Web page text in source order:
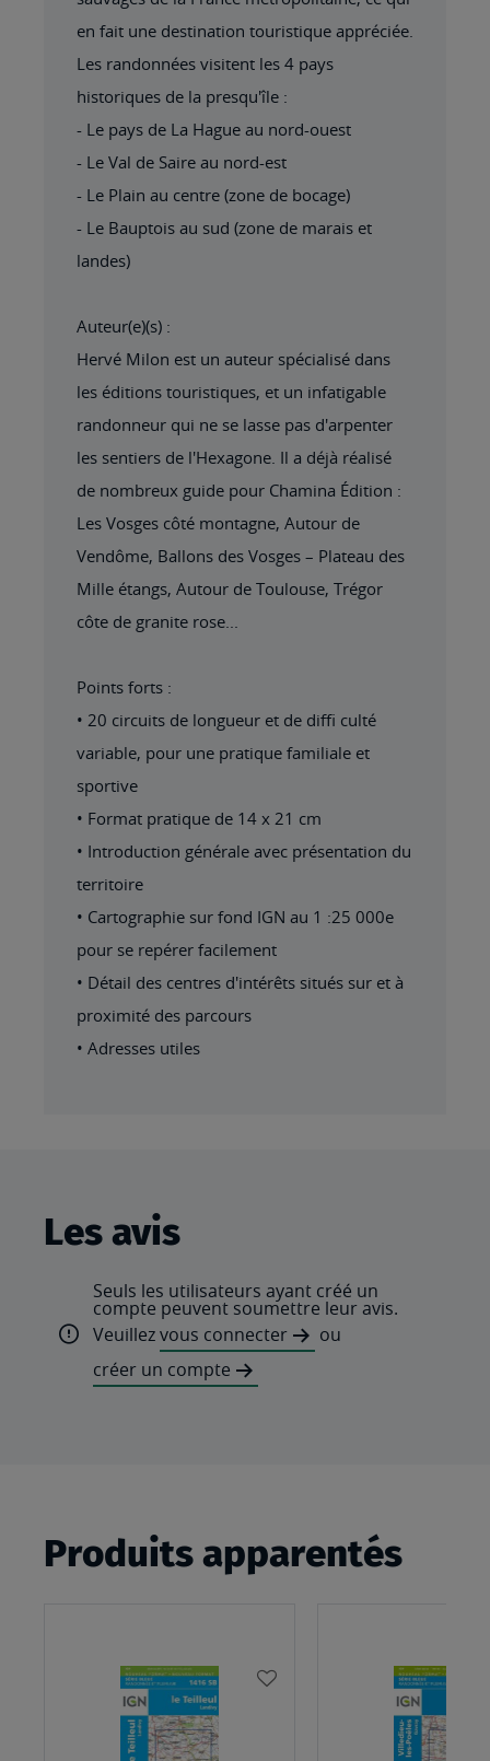
en fait une destination touristique appréciée.
Les randonnées visitent les 4 pays
historiques de la presqu'île :
- Le pays de La Hague au nord-ouest
- Le Val de Saire au nord-est
- Le Plain au centre (zone de bocage)
- Le Bauptois au sud (zone de marais et
landes)
Auteur(e)(s) :
Hervé Milon est un auteur spécialisé dans
les éditions touristiques, et un infatigable
randonneur qui ne se lasse pas d'arpenter
les sentiers de l'Hexagone. Il a déjà réalisé
de nombreux guide pour Chamina Édition :
Les Vosges côté montagne, Autour de
Vendôme, Ballons des Vosges – Plateau des
Mille étangs, Autour de Toulouse, Trégor
côte de granite rose...
Points forts :
• 20 circuits de longueur et de diffi culté
variable, pour une pratique familiale et
sportive
• Format pratique de 14 x 21 cm
• Introduction générale avec présentation du
territoire
• Cartographie sur fond IGN au 1 :25 000e
pour se repérer facilement
• Détail des centres d'intérêts situés sur et à
proximité des parcours
• Adresses utiles
Les avis
Seuls les utilisateurs ayant créé un
compte peuvent soumettre leur avis.
Veuillezvous connecter
ou
créer un compte
Produits apparentés